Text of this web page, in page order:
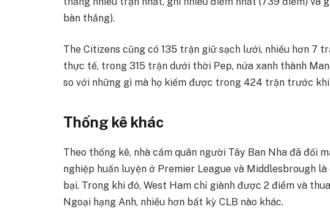
bàn thắng).
The Citizens cũng có 135 trận giữ sạch lưới, nhiều hơn 7
thực tế, trong 315 trận dưới thời Pep, nửa xanh thành
so với những gì mà họ kiếm được trong 424 trận trước
Thống kê khác
Theo thống kê, nhà cầm quân người Tây Ban Nha đã đối
nghiệp huấn luyện ở Premier League và Middlesbrough
bại. Trong khi đó, West Ham chỉ giành được 2 điểm và
Ngoại hạng Anh, nhiều hơn bất kỳ CLB nào khác.